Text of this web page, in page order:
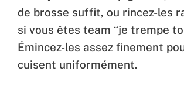
de brosse suffit, ou rincez-les
si vous êtes team “je trempe
Émincez-les assez finement
cuisent uniformément.